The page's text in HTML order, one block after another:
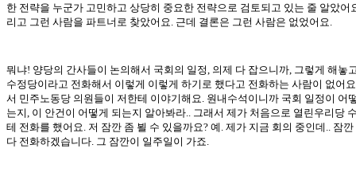
한 전략을 누군가 고민하고 상당히 중요한 전략으로 검토되고 있는 줄 알았어
리고 그런 사람을 파트너로 찾았어요. 근데 결론은 그런 사람은 없었어요.
뭐냐! 양당의 간사들이 논의해서 국회의 일정, 의제 다 잡으니까, 그렇게 해놓
수정당이라고 전화해서 이렇게 이렇게 하기로 했다고 전화하는 사람이 없어
서 민주노동당 의원들이 저한테 이야기해요. 원내수석이니까 국회 일정이 어
는지, 이 안건이 어떻게 되는지 알아봐라.. 그래서 제가 처음으로 열린우리당
테 전화를 했어요. 저 잠깐 좀 뵐 수 있을까요? 예. 제가 지금 회의 중인데.. 잠깐
다 전화하겠습니다. 그 잠깐이 일주일이 가죠.